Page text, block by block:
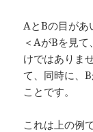
AとBの目があ
＜AがBを見
けではありま
て、同時に、
ことです。
これは上の例